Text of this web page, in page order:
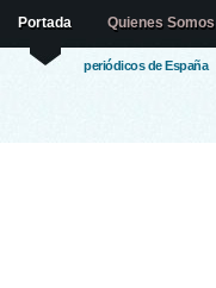
periódicos de España
Portada Quienes Somos